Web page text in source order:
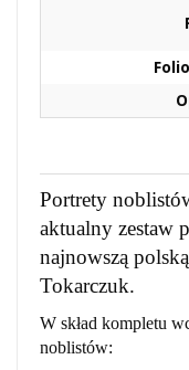
Portrety
aktualny zestaw
najnowszą
Tokarczuk.
W skład kompletu
noblistów: